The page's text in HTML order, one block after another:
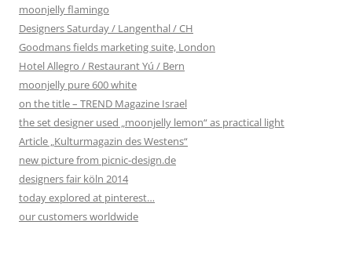
moonjelly flamingo
Designers Saturday / Langenthal / CH
Goodmans fields marketing suite, London
Hotel Allegro / Restaurant Yú / Bern
moonjelly pure 600 white
on the title – TREND Magazine Israel
the set designer used „moonjelly lemon“ as practical light
Article „Kulturmagazin des Westens“
new picture from picnic-design.de
designers fair köln 2014
today explored at pinterest…
our customers worldwide